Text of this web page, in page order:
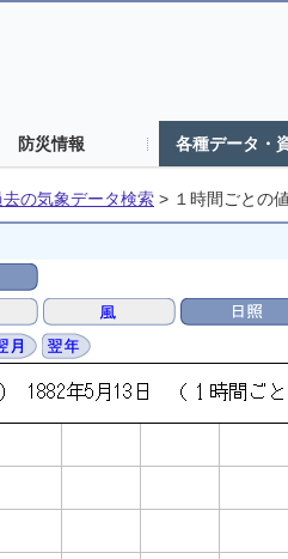
防災情報 各種データ・
去の気象データ検索 > １時間ごとの